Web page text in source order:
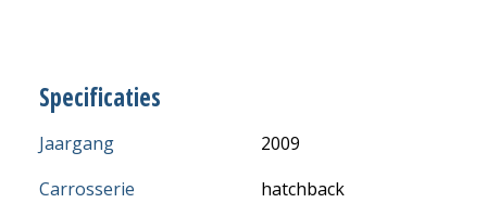
Specificaties
Jaargang
2009
Carrosserie
hatchback